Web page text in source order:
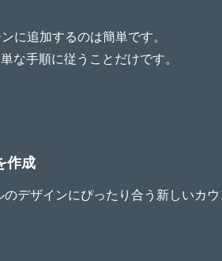
に追加するのは簡単です。
な手順に従うことだけです。
作成
デザインにぴったり合う新しいカ